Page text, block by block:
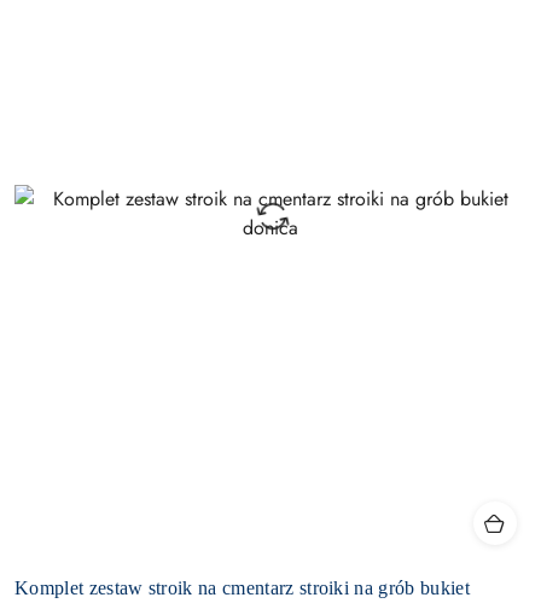
Komplet zestaw stroik na cmentarz stroiki na grób bukiet